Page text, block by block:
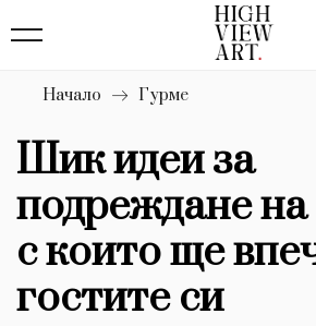
Бизнес
Мода
Dialogue
Изкуство
4340
Красота
777
Начало Гурме
Шик идеи за
подреждане
с които ще
гостите си